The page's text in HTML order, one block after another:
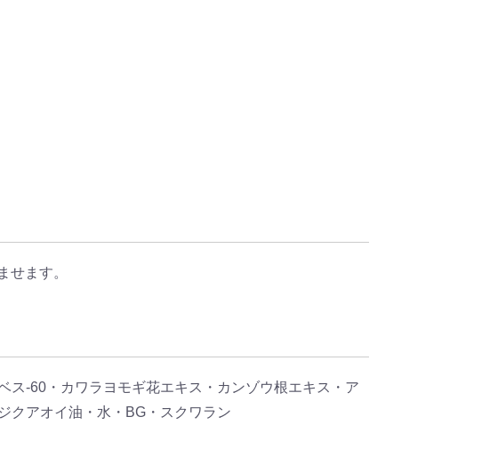
せます。
ス-60・カワラヨモギ花エキス・カンゾウ根エキス・ア
クアオイ油・水・BG・スクワラン